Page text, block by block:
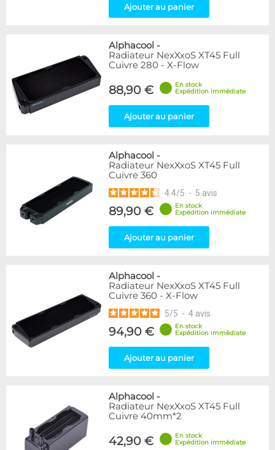
Ajouter au panier
Alphacool -
Radiateur NexXxoS XT45 Full
Cuivre 280 - X-Flow
88,90 €
En stock
Expédition immédiate
Ajouter au panier
Alphacool -
Radiateur NexXxoS XT45 Full
Cuivre 360
4.4/5 - 5 avis
89,90 €
En stock
Expédition immédiate
Ajouter au panier
Alphacool -
Radiateur NexXxoS XT45 Full
Cuivre 360 - X-Flow
5/5 - 4 avis
94,90 €
En stock
Expédition immédiate
Ajouter au panier
Alphacool -
Radiateur NexXxoS XT45 Full
Cuivre 40mm*2
42,90 €
En stock
Expédition immédiate